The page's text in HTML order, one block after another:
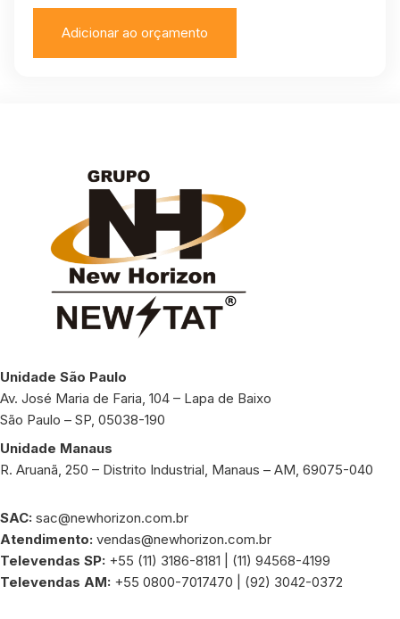
Adicionar ao orçamento
Unidade São Paulo
Av. José Maria de Faria, 104 – Lapa de Baixo
São Paulo – SP, 05038-190
Unidade Manaus
R. Aruanã, 250 – Distrito Industrial, Manaus – AM, 69075-040
SAC: sac@newhorizon.com.br
Atendimento: vendas@newhorizon.com.br
Televendas SP: +55 (11) 3186-8181 | (11) 94568-4199
Televendas AM: +55 0800-7017470 | (92) 3042-0372